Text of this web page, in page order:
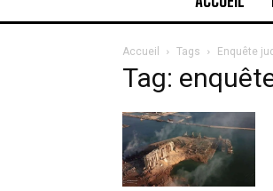
Accueil Tags Enquête
Tag: